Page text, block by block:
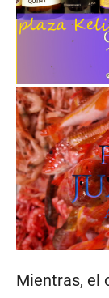
Mientras, el